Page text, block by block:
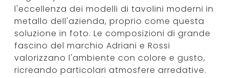
l'eccellenza dei modelli di tavolini moderni in
metallo dell'azienda, proprio come questa
soluzione in foto. Le composizioni di grande
fascino del marchio Adriani e Rossi
valorizzano l'ambiente con colore e gusto,
ricreando particolari atmosfere arredative.